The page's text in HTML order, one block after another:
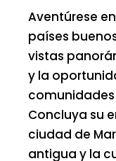
Aventúrese
países
vistas
y la
Concluya su
ciudad de
antigua y la